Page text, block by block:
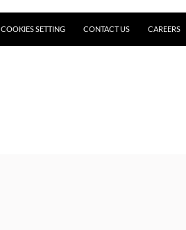
COOKIES SETTING CONTACT US CAREERS